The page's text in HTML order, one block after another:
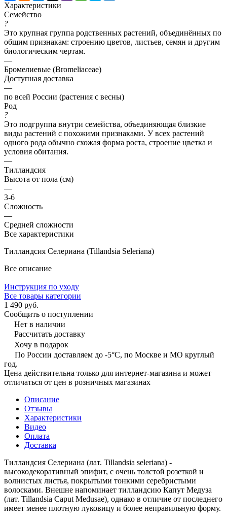
Характеристики
Семейство
?
Это крупная группа родственных растений, объединённых по
общим признакам: строению цветов, листьев, семян и другим
биологическим чертам.
—
Бромелиевые (Bromeliaceae)
Доступная доставка
—
по всей России (растения с весны)
Род
?
Это подгруппа внутри семейства, объединяющая близкие
виды растений с похожими признаками. У всех растений
одного рода обычно схожая форма роста, строение цветка и
условия обитания.
—
Тилландсия
Высота от пола (см)
—
3-6
Сложность
—
Средней сложности
Все характеристики
Тилландсия Селериана (Tillandsia Seleriana)
Все описание
Инструкция по уходу
Все товары категории
1 490 руб.
Сообщить о поступлении
Нет в наличии
Рассчитать доставку
Хочу в подарок
По России доставляем до -5°C, по Москве и МО круглый
год.
Цена действительна только для интернет-магазина и может
отличаться от цен в розничных магазинах
Описание
Отзывы
Характеристики
Видео
Оплата
Доставка
Тилландсия Селериана (лат. Tillandsia seleriana) -
высокодекоративный эпифит, с очень толстой розеткой и
волнистых листья, покрытыми тонкими серебристыми
волосками. Внешне напоминает тилландсию Капут Медуза
(лат. Tillandsia Caput Medusae), однако в отличие от последнего
имеет менее плотную луковицу и более неправильную форму.